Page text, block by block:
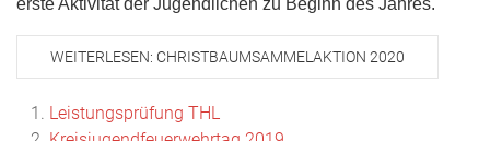
erste Aktivität der Jugendlichen zu Beginn des Jahres.
WEITERLESEN: CHRISTBAUMSAMMELAKTION 2020
Leistungsprüfung THL